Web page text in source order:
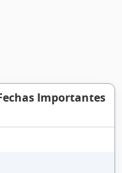
Importantes